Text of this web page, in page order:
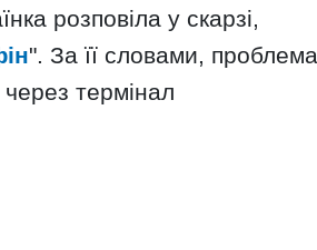
розповіла у скарзі,
". За її словами, проблема
термінал